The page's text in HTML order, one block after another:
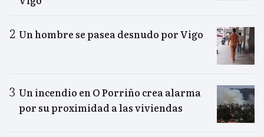
Un hombre se pasea desnudo por Vigo
Un incendio en O Porriño crea alarma
por su proximidad a las viviendas